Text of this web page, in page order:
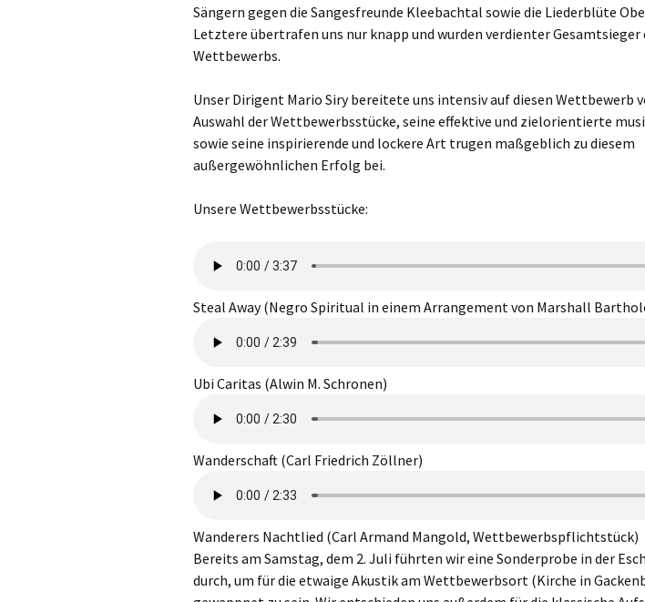
Sängern gegen die Sangesfreunde Kleebachtal sowie die Liederblüte
Letztere übertrafen uns nur knapp und wurden verdienter Gesamtsieger
Wettbewerbs.
Unser Dirigent Mario Siry bereitete uns intensiv auf diesen Wettbewerb
Auswahl der Wettbewerbsstücke, seine effektive und zielorientierte
sowie seine inspirierende und lockere Art trugen maßgeblich zu diesem
außergewöhnlichen Erfolg bei.
Unsere Wettbewerbsstücke:
Steal Away (Negro Spiritual in einem Arrangement von Marshall
Ubi Caritas (Alwin M. Schronen)
Wanderschaft (Carl Friedrich Zöllner)
Wanderers Nachtlied (Carl Armand Mangold, Wettbewerbspflichtstück)
Bereits am Samstag, dem 2. Juli führten wir eine Sonderprobe in der
durch, um für die etwaige Akustik am Wettbewerbsort (Kirche in